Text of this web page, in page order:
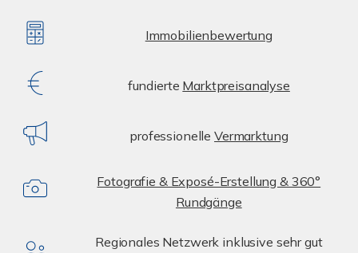
Immobilienbewertung
fundierte Marktpreisanalyse
professionelleVermarktung
Fotografie & Exposé-Erstellung & 360°
Rundgänge
Regionales Netzwerk inklusive sehr gut